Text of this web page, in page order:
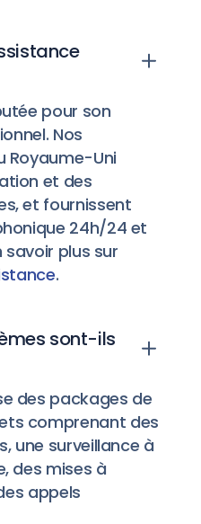
pour son
Nos
Royaume-Uni
et des
et fournissent
24h/24 et
savoir plus sur
.
sont-ils
des packages de
comprenant des
une surveillance à
des mises à
appels